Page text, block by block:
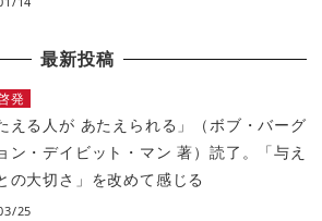
最新投稿
発
える人が あたえられる」（ボブ・バーグ
ン・デイビット・マン 著）読了。「与え
の大切さ」を改めて感じる
25